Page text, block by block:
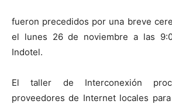
fueron precedidos por una breve
el lunes 26 de noviembre a las
Indotel.
El taller de Interconexión
proveedores de Internet locales